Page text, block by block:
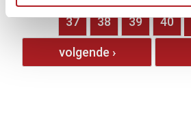
37 38 39 40
volgende ›